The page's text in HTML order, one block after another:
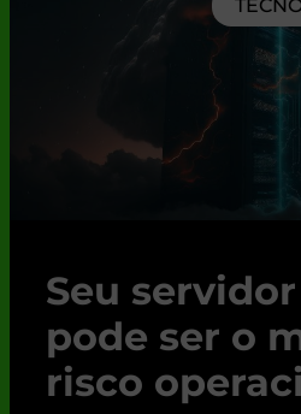
Seu
pode ser o
risco